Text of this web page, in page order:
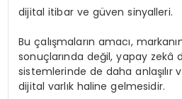
dijital itibar ve güven sinyalleri.
Bu çalışmaların amacı,
sonuçlarında değil, yapay zekâ
sistemlerinde de daha anlaşılır
dijital varlık haline gelmesidir.